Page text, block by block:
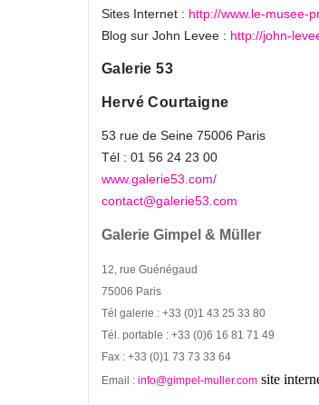
Sites Internet : http://www.le-musee-
Blog sur John Levee : http://john-
Galerie 53
Hervé Courtaigne
53 rue de Seine 75006 Paris
Tél : 01 56 24 23 00
www.galerie53.com/
contact@galerie53.com
Galerie Gimpel & Müller
12, rue Guénégaud
75006 Paris
Tél galerie : +33 (0)1 43 25 33 80
Tél. portable : +33 (0)6 16 81 71 49
Fax : +33 (0)1 73 73 33 64
Email : info@gimpel-muller.com site